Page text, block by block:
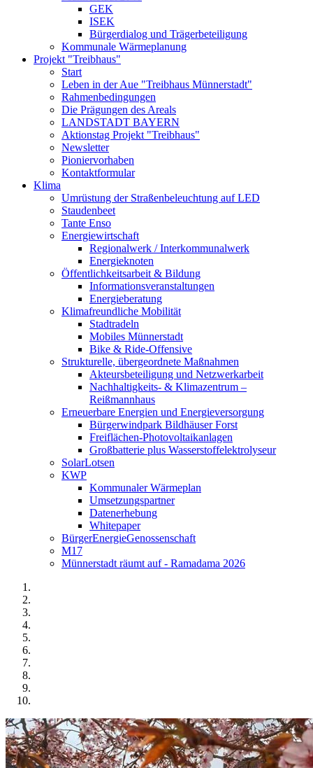
GEK
ISEK
Bürgerdialog und Trägerbeteiligung
Kommunale Wärmeplanung
Projekt "Treibhaus"
Start
Leben in der Aue "Treibhaus Münnerstadt"
Rahmenbedingungen
Die Prägungen des Areals
LANDSTADT BAYERN
Aktionstag Projekt "Treibhaus"
Newsletter
Pioniervorhaben
Kontaktformular
Klima
Umrüstung der Straßenbeleuchtung auf LED
Staudenbeet
Tante Enso
Energiewirtschaft
Regionalwerk / Interkommunalwerk
Energieknoten
Öffentlichkeitsarbeit & Bildung
Informationsveranstaltungen
Energieberatung
Klimafreundliche Mobilität
Stadtradeln
Mobiles Münnerstadt
Bike & Ride-Offensive
Strukturelle, übergeordnete Maßnahmen
Akteursbeteiligung und Netzwerkarbeit
Nachhaltigkeits- & Klimazentrum –
Reißmannhaus
Erneuerbare Energien und Energieversorgung
Bürgerwindpark Bildhäuser Forst
Freiflächen-Photovoltaikanlagen
Großbatterie plus Wasserstoffelektrolyseur
SolarLotsen
KWP
Kommunaler Wärmeplan
Umsetzungspartner
Datenerhebung
Whitepaper
BürgerEnergieGenossenschaft
M17
Münnerstadt räumt auf - Ramadama 2026